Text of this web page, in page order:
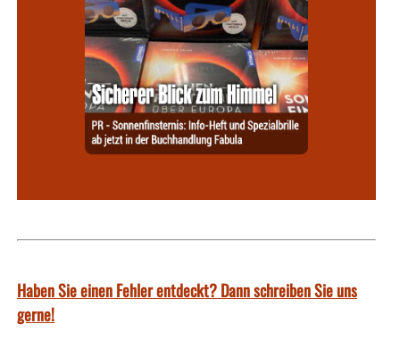
Haben Sie einen Fehler entdeckt? Dann schreiben Sie uns
gerne!